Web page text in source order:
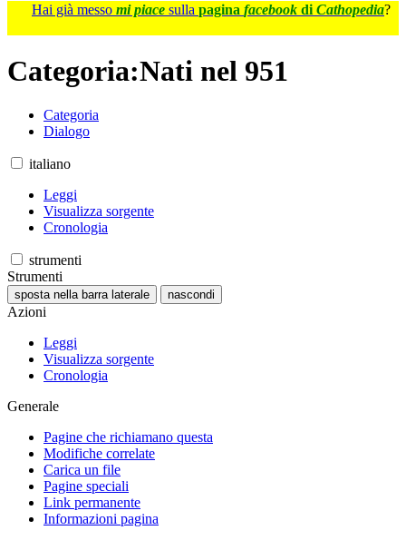
Hai già messo mi piace sulla pagina facebook di Cathopedia?
Categoria:Nati nel 951
Categoria
Dialogo
italiano
Leggi
Visualizza sorgente
Cronologia
strumenti
Strumenti
sposta nella barra laterale nascondi
Azioni
Leggi
Visualizza sorgente
Cronologia
Generale
Pagine che richiamano questa
Modifiche correlate
Carica un file
Pagine speciali
Link permanente
Informazioni pagina